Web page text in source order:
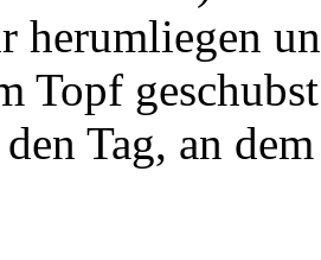
herumliegen
Topf
Tag, an